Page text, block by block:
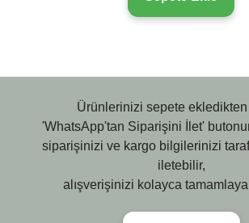
Ürünlerinizi sepete ekledikten
'WhatsApp'tan Siparişini İlet'
siparişinizi ve kargo bilgilerinizi
iletebilir,
alışverişinizi kolayca